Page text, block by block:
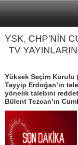
YSK, CHP’NİN
TV
Yüksek Seçim Kurulu
Tayyip Erdoğan’ın
yönelik talebini
Bülent Tezcan’ın